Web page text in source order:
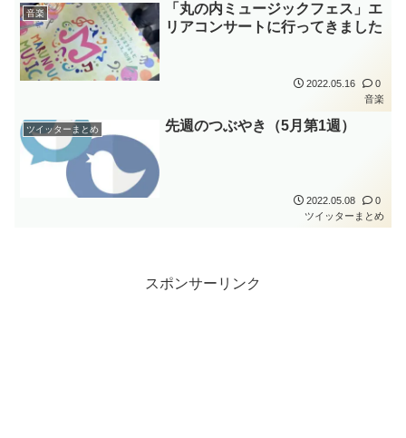
音楽
「丸の内ミュージックフェス」エ
リアコンサートに行ってきました
2022.05.16
0
音楽
ツイッターまとめ 先週のつぶやき（5月第1週）
2022.05.08
0
ツイッターまとめ
スポンサーリンク